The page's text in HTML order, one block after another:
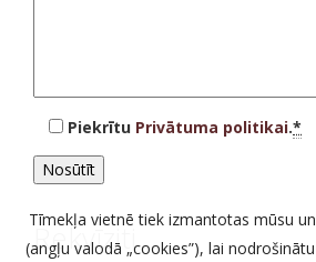
Piekrītu Privātuma politikai.*
Rekvīziti
Tīmekļa vietnē tiek izmantotas mūsu
(angļu valodā „cookies”), lai